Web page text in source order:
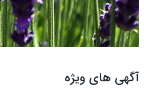
آگهی های ویژه